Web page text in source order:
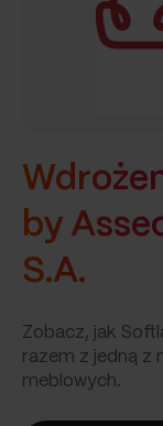
by
S.A.
Zobacz, jak
razem z jedną z
meblowych.